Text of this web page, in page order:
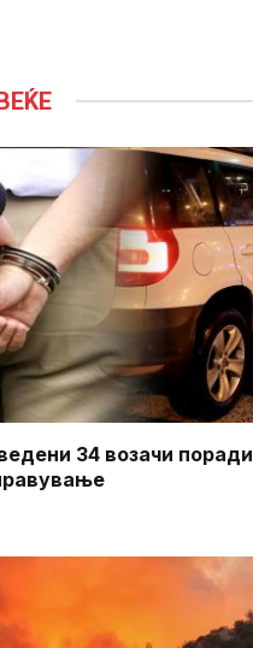
34 возачи поради